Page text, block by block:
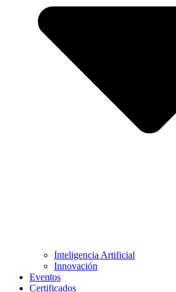
Inteligencia Artificial
Innovación
Eventos
Certificados